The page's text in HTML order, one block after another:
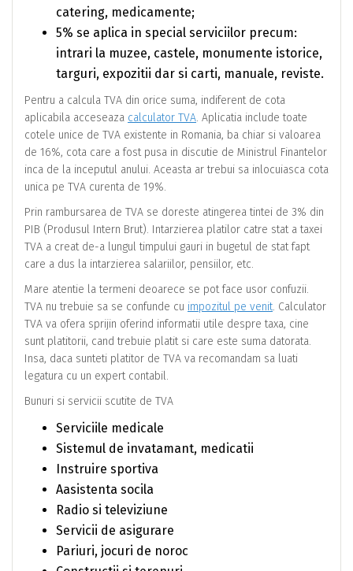
catering, medicamente;
5% se aplica in special serviciilor precum:
intrari la muzee, castele, monumente istorice,
targuri, expozitii dar si carti, manuale, reviste.
Pentru a calcula TVA din orice suma, indiferent de cota
aplicabila acceseaza calculator TVA. Aplicatia include toate
cotele unice de TVA existente in Romania, ba chiar si valoarea
de 16%, cota care a fost pusa in discutie de Ministrul Finantelor
inca de la inceputul anului. Aceasta ar trebui sa inlocuiasca cota
unica pe TVA curenta de 19%.
Prin rambursarea de TVA se doreste atingerea tintei de 3% din
PIB (Produsul Intern Brut). Intarzierea platilor catre stat a taxei
TVA a creat de-a lungul timpului gauri in bugetul de stat fapt
care a dus la intarzierea salariilor, pensiilor, etc.
Mare atentie la termeni deoarece se pot face usor confuzii.
TVA nu trebuie sa se confunde cu impozitul pe venit. Calculator
TVA va ofera sprijin oferind informatii utile despre taxa, cine
sunt platitorii, cand trebuie platit si care este suma datorata.
Insa, daca sunteti platitor de TVA va recomandam sa luati
legatura cu un expert contabil.
Bunuri si servicii scutite de TVA
Serviciile medicale
Sistemul de invatamant, medicatii
Instruire sportiva
Aasistenta socila
Radio si televiziune
Servicii de asigurare
Pariuri, jocuri de noroc